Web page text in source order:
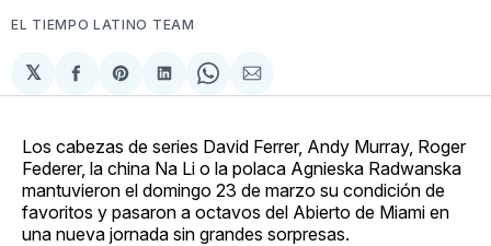
EL TIEMPO LATINO TEAM
𝕏
Compartir
en
Share
on
Compartir
en
Share
on
Compartir
via
Los cabezas de series David Ferrer, Andy Murray, Roger
Federer, la china Na Li o la polaca Agnieska Radwanska
mantuvieron el domingo 23 de marzo su condición de
favoritos y pasaron a octavos del Abierto de Miami en
una nueva jornada sin grandes sorpresas.